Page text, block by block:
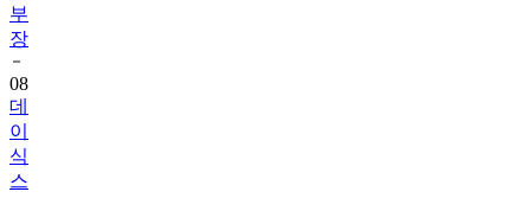
부
장
08
데
이
식
스